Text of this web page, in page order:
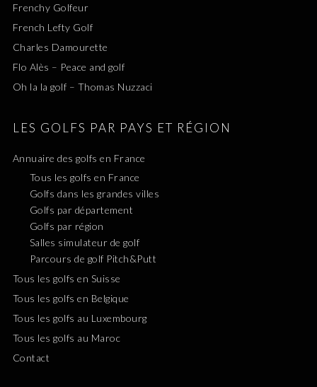
Frenchy Golfeur
French Lefty Golf
Charles Damourette
Flo Alès – Peace and golf
Oh la la golf – Thomas Nuzzaci
LES GOLFS PAR PAYS ET RÉGION
Annuaire des golfs en France
Tous les golfs en France
Golfs dans les grandes villes
Golfs par département
Golfs par région
Salles simulateur de golf
Parcours de golf Pitch&Putt
Tous les golfs en Suisse
Tous les golfs en Belgique
Tous les golfs au Luxembourg
Tous les golfs au Maroc
Contact